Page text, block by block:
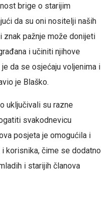
brige o starijim
da su oni nositelji naših
znak pažnje može donijeti
i učiniti njihove
da se osjećaju voljenima i
je Blaško.
uključivali su razne
svakodnevicu
posjeta je omogućila i
korisnika, čime se dodatno
i starijih članova